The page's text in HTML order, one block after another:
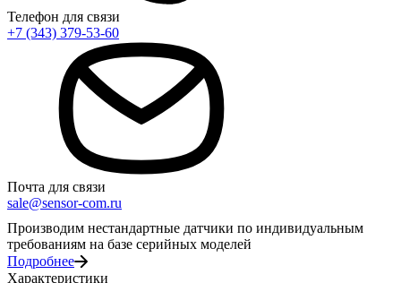
Телефон для связи
+7 (343) 379-53-60
Почта для связи
sale@sensor-com.ru
Производим нестандартные датчики по индивидуальным
требованиям на базе серийных моделей
Подробнее
Характеристики